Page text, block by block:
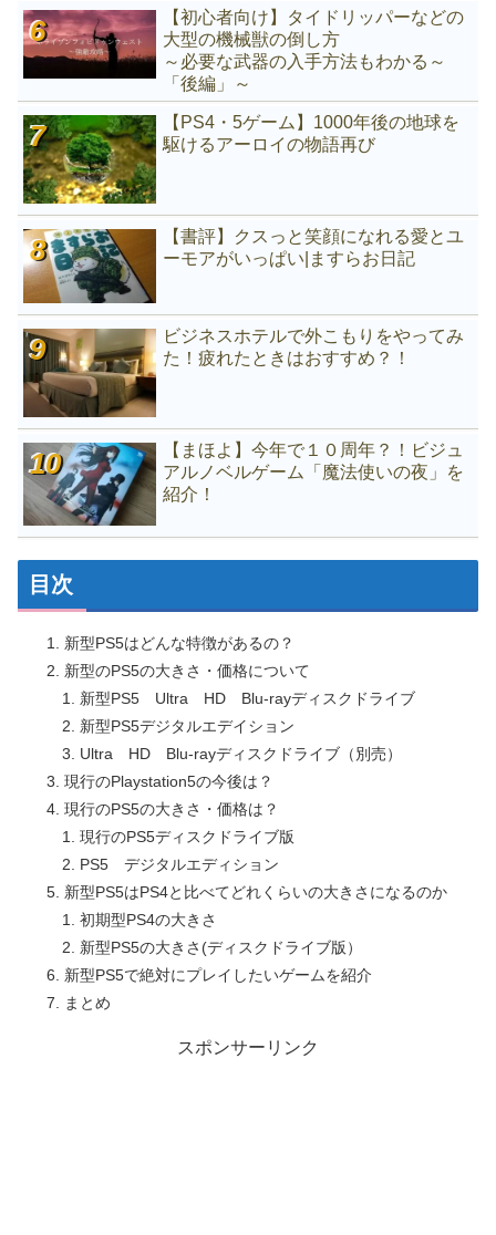
【初心者向け】タイドリッパーなどの
大型の機械獣の倒し方
～必要な武器の入手方法もわかる～
「後編」～
【PS4・5ゲーム】1000年後の地球を
駆けるアーロイの物語再び
【書評】クスっと笑顔になれる愛とユ
ーモアがいっぱい|ますらお日記
ビジネスホテルで外こもりをやってみ
た！疲れたときはおすすめ？！
【まほよ】今年で１０周年？！ビジュ
アルノベルゲーム「魔法使いの夜」を
紹介！
目次
新型PS5はどんな特徴があるの？
新型のPS5の大きさ・価格について
新型PS5 Ultra HD Blu-rayディスクドライブ
新型PS5デジタルエデイション
Ultra HD Blu-rayディスクドライブ（別売）
現行のPlaystation5の今後は？
現行のPS5の大きさ・価格は？
現行のPS5ディスクドライブ版
PS5 デジタルエディション
新型PS5はPS4と比べてどれくらいの大きさになるのか
初期型PS4の大きさ
新型PS5の大きさ(ディスクドライブ版）
新型PS5で絶対にプレイしたいゲームを紹介
まとめ
スポンサーリンク